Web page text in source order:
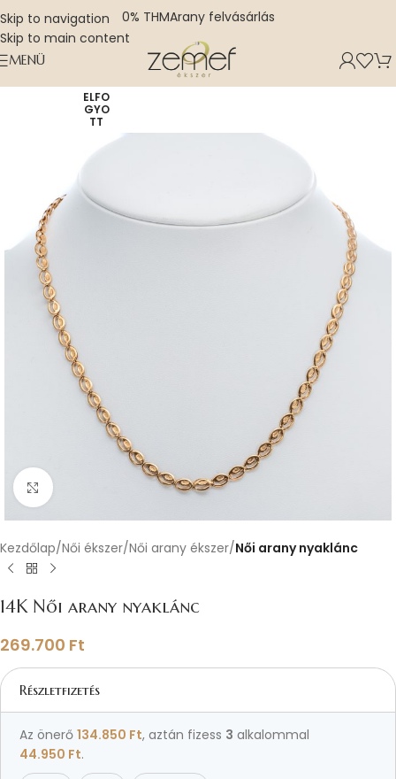
Skip to navigation
Skip to main content
0% THMArany felvásárlás
MENÜ
ELFO
GYO
TT
Nagyításhoz kattints ide
Kezdőlap Női ékszer Női arany ékszer Női arany nyaklánc
14K Női arany nyaklánc
269.700 Ft
Részletfizetés
Az önerő 134.850 Ft, aztán fizess 3 alkalommal
44.950 Ft.